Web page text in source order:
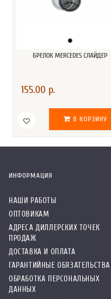
БРЕЛОК MERCEDES СЛАЙДЕР
155.00 р.
В КОРЗИНУ
ИНФОРМАЦИЯ
НАШИ РАБОТЫ
ОПТОВИКАМ
АДРЕСА ДИЛЛЕРСКИХ ТОЧЕК
ПРОДАЖ
ДОСТАВКА И ОПЛАТА
ГАРАНТИЙНЫЕ ОБЯЗАТЕЛЬСТВА
ОБРАБОТКА ПЕРСОНАЛЬНЫХ
ДАННЫХ